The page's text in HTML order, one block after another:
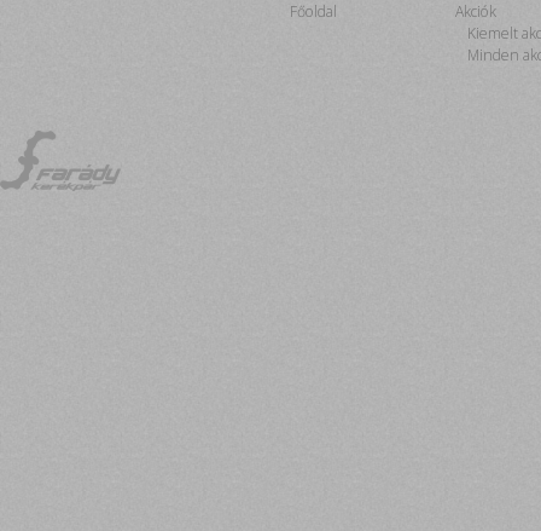
Főoldal
Akciók
Kiemelt
Minden